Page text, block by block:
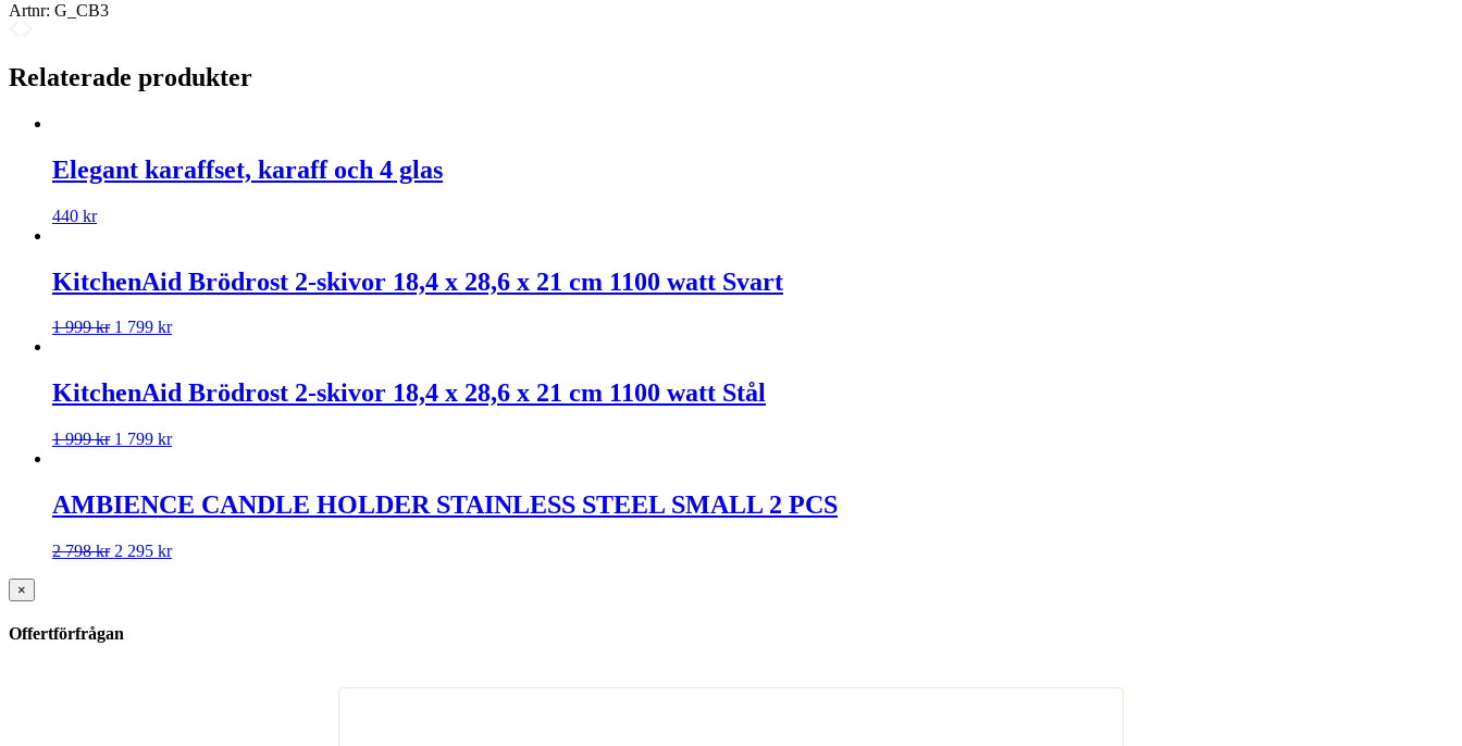
Artnr: G_CB3
Relaterade produkter
Elegant karaffset, karaff och 4 glas
440 kr
KitchenAid Brödrost 2-skivor 18,4 x 28,6 x 21 cm 1100 watt Svart
1 999kr 1 799 kr
KitchenAid Brödrost 2-skivor 18,4 x 28,6 x 21 cm 1100 watt Stål
1 999kr 1 799 kr
AMBIENCE CANDLE HOLDER STAINLESS STEEL SMALL 2 PCS
2 798kr 2 295 kr
×
Offertförfrågan